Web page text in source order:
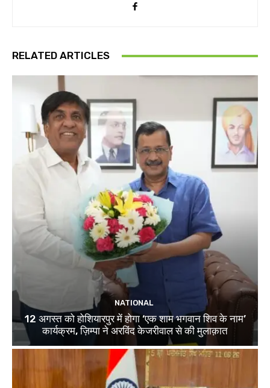
RELATED ARTICLES
NATIONAL
12 अगस्त को होशियारपुर में होगा ‘एक शाम भगवान शिव के नाम’
कार्यक्रम, ज़िम्पा ने अरविंद केजरीवाल से की मुलाक़ात